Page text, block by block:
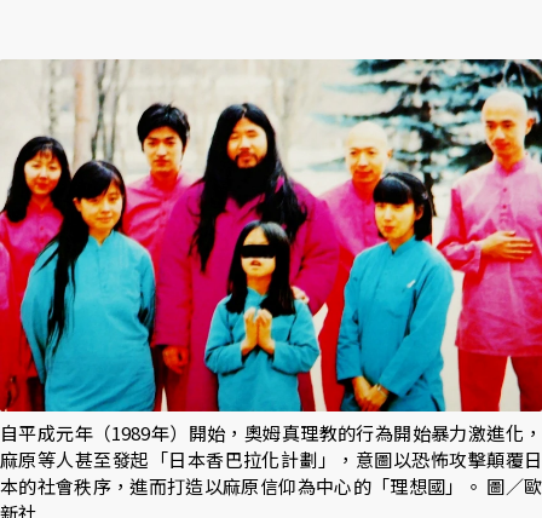
自平成元年（1989年）開始，奧姆真理教的行為開始暴力激進化，
麻原等人甚至發起「日本香巴拉化計劃」，意圖以恐怖攻擊顛覆日
本的社會秩序，進而打造以麻原信仰為中心的「理想國」。 圖／歐